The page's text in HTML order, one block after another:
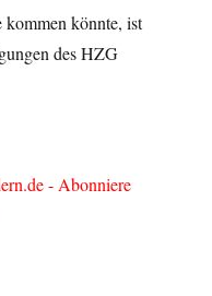
könnte, ist
des HZG
- Abonniere